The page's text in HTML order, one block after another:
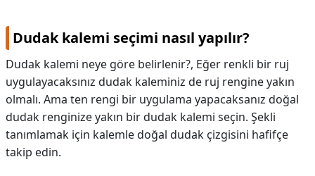
Dudak kalemi seçimi nasıl yapılır?
Dudak kalemi neye göre belirlenir?, Eğer renkli bir ruj
uygulayacaksınız dudak kaleminiz de ruj rengine yakın
olmalı. Ama ten rengi bir uygulama yapacaksanız doğal
dudak renginize yakın bir dudak kalemi seçin. Şekli
tanımlamak için kalemle doğal dudak çizgisini hafifçe
takip edin.